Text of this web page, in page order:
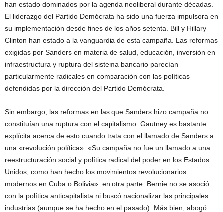
han estado dominados por la agenda neoliberal durante décadas.
El liderazgo del Partido Demócrata ha sido una fuerza impulsora en
su implementación desde fines de los años setenta. Bill y Hillary
Clinton han estado a la vanguardia de esta campaña. Las reformas
exigidas por Sanders en materia de salud, educación, inversión en
infraestructura y ruptura del sistema bancario parecían
particularmente radicales en comparación con las políticas
defendidas por la dirección del Partido Demócrata.
Sin embargo, las reformas en las que Sanders hizo campaña no
constituían una ruptura con el capitalismo. Gautney es bastante
explícita acerca de esto cuando trata con el llamado de Sanders a
una «revolución política»: «Su campaña no fue un llamado a una
reestructuración social y política radical del poder en los Estados
Unidos, como han hecho los movimientos revolucionarios
modernos en Cuba o Bolivia». en otra parte. Bernie no se asoció
con la política anticapitalista ni buscó nacionalizar las principales
industrias (aunque se ha hecho en el pasado). Más bien, abogó